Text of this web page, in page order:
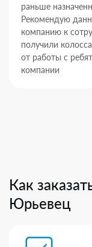
раньше
Рекомендую
компанию к
получили
от работы с
компании
Как
Юрьевец